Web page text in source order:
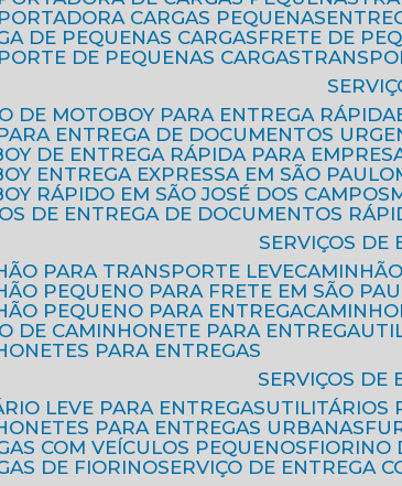
CARGAS PEQUENAS
DE PEQUENAS CARGAS
FRETE DE
DE PEQUENAS CARGAS
DE MOTOBOY PARA ENTREGA RÁPIDA
PARA ENTREGA DE DOCUMENTOS
DE ENTREGA RÁPIDA PARA
ENTREGA EXPRESSA EM SÃO PAULO
RÁPIDO EM SÃO JOSÉ DOS CAMPOS
DE ENTREGA DE DOCUMENTOS
SERVIÇOS
PARA TRANSPORTE LEVE
PEQUENO PARA FRETE EM SÃO
PEQUENO PARA ENTREGA
DE CAMINHONETE PARA ENTREGA
PARA ENTREGAS
SERVIÇOS
LEVE PARA ENTREGAS
PARA ENTREGAS URBANAS
COM VEÍCULOS PEQUENOS
DE FIORINO
SERVIÇO DE ENTREGA